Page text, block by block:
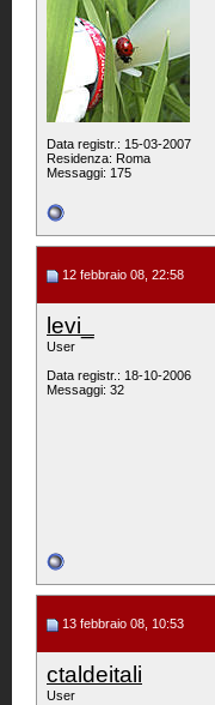
Data registr.: 15-03-2007
Residenza: Roma
Messaggi: 175
12 febbraio 08, 22:58
levi_
User
Data registr.: 18-10-2006
Messaggi: 32
13 febbraio 08, 10:53
ctaldeitali
User